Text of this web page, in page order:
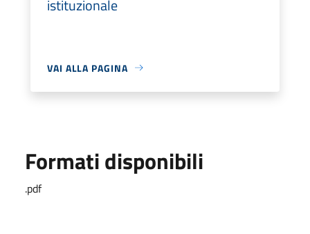
istituzionale
VAI ALLA PAGINA
Formati disponibili
.pdf